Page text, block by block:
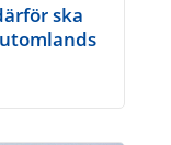
ska